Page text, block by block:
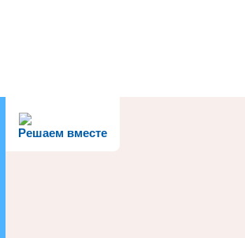
Решаем вместе